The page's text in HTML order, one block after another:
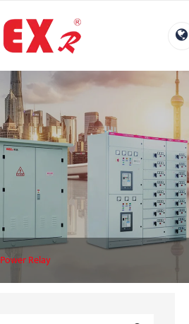
Power Relay